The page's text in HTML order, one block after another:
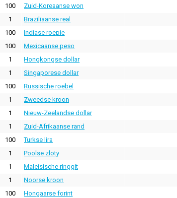
100 Zuid-Koreaanse won
1 Braziliaanse real
100 Indiase roepie
100 Mexicaanse peso
1 Hongkongse dollar
1 Singaporese dollar
100 Russische roebel
1 Zweedse kroon
1 Nieuw-Zeelandse dollar
1 Zuid-Afrikaanse rand
100 Turkse lira
1 Poolse zloty
1 Maleisische ringgit
1 Noorse kroon
100 Hongaarse forint